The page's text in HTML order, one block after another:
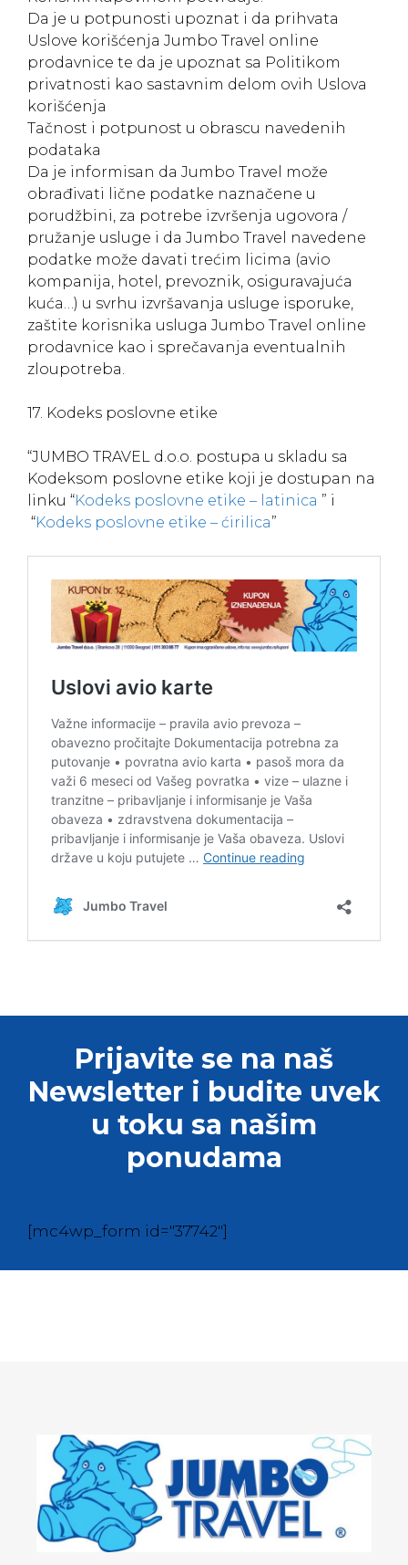
Da je u potpunosti upoznat i da prihvata
Uslove korišćenja Jumbo Travel online
prodavnice te da je upoznat sa Politikom
privatnosti kao sastavnim delom ovih Uslova
korišćenja
Tačnost i potpunost u obrascu navedenih
podataka
Da je informisan da Jumbo Travel može
obrađivati lične podatke naznačene u
porudžbini, za potrebe izvršenja ugovora /
pružanje usluge i da Jumbo Travel navedene
podatke može davati trećim licima (avio
kompanija, hotel, prevoznik, osiguravajuća
kuća…) u svrhu izvršavanja usluge isporuke,
zaštite korisnika usluga Jumbo Travel online
prodavnice kao i sprečavanja eventualnih
zloupotreba.
17. Kodeks poslovne etike
“JUMBO TRAVEL d.o.o. postupa u skladu sa
Kodeksom poslovne etike koji je dostupan na
linku “Kodeks poslovne etike – latinica ” i
“Kodeks poslovne etike – ćirilica”
Prijavite se na naš
Newsletter i budite uvek
u toku sa našim
ponudama
[mc4wp_form id="37742"]